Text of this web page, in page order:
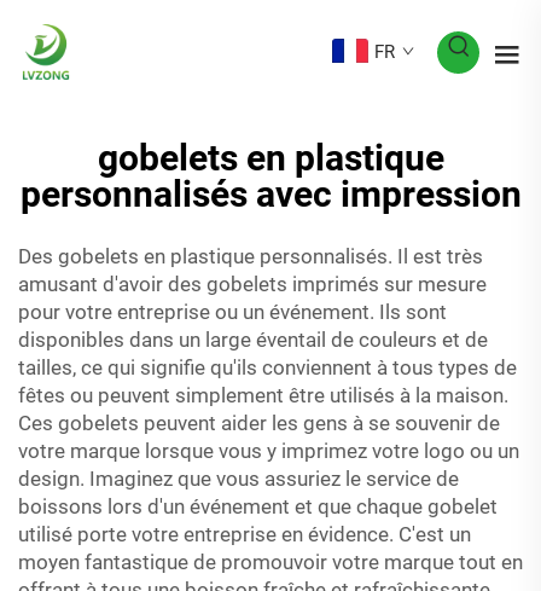
FR
gobelets en plastique
personnalisés avec impression
Des gobelets en plastique personnalisés. Il est très
amusant d'avoir des gobelets imprimés sur mesure
pour votre entreprise ou un événement. Ils sont
disponibles dans un large éventail de couleurs et de
tailles, ce qui signifie qu'ils conviennent à tous types de
fêtes ou peuvent simplement être utilisés à la maison.
Ces gobelets peuvent aider les gens à se souvenir de
votre marque lorsque vous y imprimez votre logo ou un
design. Imaginez que vous assuriez le service de
boissons lors d'un événement et que chaque gobelet
utilisé porte votre entreprise en évidence. C'est un
moyen fantastique de promouvoir votre marque tout en